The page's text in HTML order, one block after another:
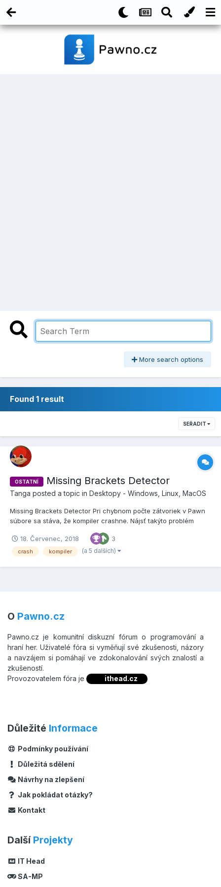
More search options
Found 1 result
SEŘADIT
OSTATNÍ Missing Brackets Detector
Tanga posted a topic in Desktopy - Windows, Linux, MacOS
Missing Brackets Detector Pri chybnom počte zátvoriek v Pawn
súbore sa stáva, že kompiler crashne. Nájsť takýto problém
Všimol som si, že neexistuje podobný funkčný program (na
zahraničných fórach sa dajú nájsť, no niektoré chybne...
18. Červenec, 2018 3
crash kompiler (a 5 dalších)
O Pawno.cz
Pawno.cz je komunitní diskuzní fórum o programování a
hraní her. Uživatelé fóra si vyměňují své zkušenosti, názory
a navzájem si pomáhají ve zdokonalování svých znalostí a
zkušeností.
Provozovatelem fóra je
ithead.cz
Důležité Informace
Podmínky používání
Důležitá sdělení
Návrhy na zlepšení
Jak pokládat otázky?
Kontakt
Další Projekty
IT Head
SA-MP